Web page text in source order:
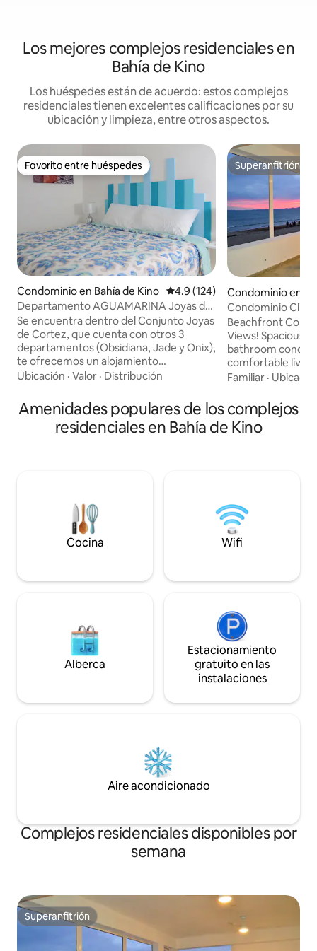
Los mejores complejos residenciales en
Bahía de Kino
Los huéspedes están de acuerdo: estos complejos
residenciales tienen excelentes calificaciones por su
ubicación y limpieza, entre otros aspectos.
Favorito entre huéspedes
Favorito entre huéspedes
Condominio en Bahía de Kino Calificación promedio: 4.9 de
4.9 (124)
Departamento AGUAMARINA Joyas de
Cortez Kino Nuevo
Se encuentra dentro del Conjunto Joyas
de Cortez, que cuenta con otros 3
departamentos (Obsidiana, Jade y Onix),
te ofrecemos un alojamiento
totalmente equipado para que disfrutes
MASCOTAS. Cuenta con amplio espacio
y agradable decoración: -2 recamaras,
principal cama king size y segunda 2
Ubicación · Valor · Distribución
Superanfitrión
Superanfitrión
Condominio en
Condominio
Beachfront
Views! Spacious 3-bedroom, 2.5-
bathroom condo
comfortable
kitchen, and a
two condos
terrace, making
groups. Includes
Familiar ·
Amenidades populares de los complejos
residenciales en Bahía de Kino
Cocina Wifi
Alberca
Estacionamiento
gratuito en las
instalaciones
Aire acondicionado
Complejos residenciales disponibles por
semana
Superanfitrión
Superanfitrión